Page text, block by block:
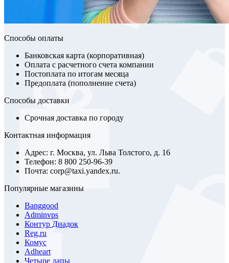
Способы оплаты
Банковская карта (корпоративная)
Оплата с расчетного счета компании
Постоплата по итогам месяца
Предоплата (пополнение счета)
Способы доставки
Срочная доставка по городу
Контактная информация
Адрес: г. Москва, ул. Льва Толстого, д. 16
Телефон: 8 800 250-96-39
Почта: corp@taxi.yandex.ru.
Популярные магазины
Banggood
Adminvps
Контур Диадок
Reg.ru
Комус
Adheart
Четыре лапы